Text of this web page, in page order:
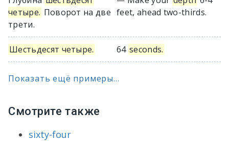
четыре. Поворот на две
трети.
feet, ahead two-thirds.
Шестьдесят четыре. 64 seconds.
Показать ещё примеры...
Смотрите также
sixty-four